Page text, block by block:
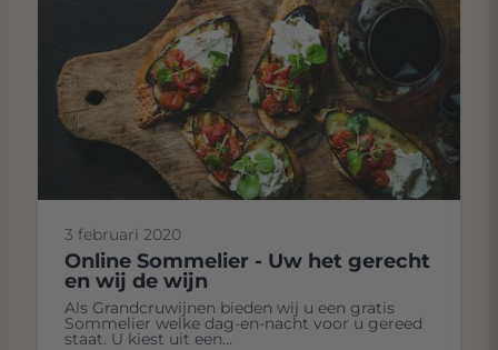
3 februari 2020
Online Sommelier - Uw het gerecht
en wij de wijn
Als Grandcruwijnen bieden wij u een gratis
Sommelier welke dag-en-nacht voor u gereed
staat. U kiest uit een...